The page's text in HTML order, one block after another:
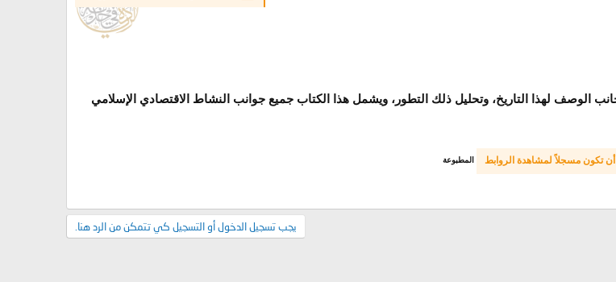
الوصف لهذا التاريخ، وتحليل ذلك التطور، ويشمل هذا الكتاب جميع جوانب النشاط الاقتصادي الإسلامي
تكون مسجلاً لمشاهدة الروابط المطبوعة
يجب تسجيل الدخول أو التسجيل كي تتمكن من الرد هنا.